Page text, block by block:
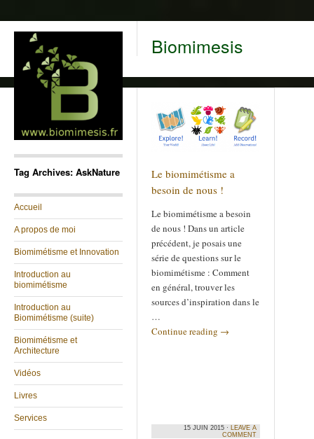
Biomimesis
Tag Archives: AskNature
Accueil
A propos de moi
Biomimétisme et Innovation
Introduction au
biomimétisme
Introduction au
Biomimétisme (suite)
Biomimétisme et
Architecture
Vidéos
Livres
Services
Le biomimétisme a
besoin de nous !
Le biomimétisme a besoin
de nous ! Dans un article
précédent, je posais une
série de questions sur le
biomimétisme : Comment
en général, trouver les
sources d’inspiration dans le
…
Continue reading →
15 JUIN 2015 · LEAVE A
COMMENT